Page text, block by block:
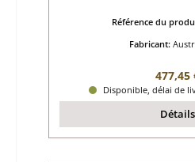
Référence du
Fabricant:
Prix
477,45
Disponible, délai de
Détails